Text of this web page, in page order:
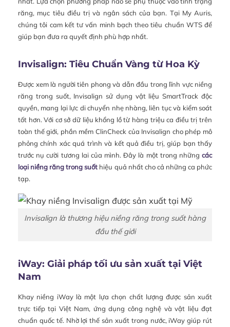
răng, mục tiêu điều trị và ngân sách của bạn. Tại My Auris,
chúng tôi cam kết tư vấn minh bạch theo tiêu chuẩn WTS để
giúp bạn đưa ra quyết định phù hợp nhất.
Invisalign: Tiêu Chuẩn Vàng từ Hoa Kỳ
Được xem là người tiên phong và dẫn đầu trong lĩnh vực niềng
răng trong suốt, Invisalign sử dụng vật liệu SmartTrack độc
quyền, mang lại lực di chuyển nhẹ nhàng, liên tục và kiểm soát
tốt hơn. Với cơ sở dữ liệu khổng lồ từ hàng triệu ca điều trị trên
toàn thế giới, phần mềm ClinCheck của Invisalign cho phép mô
phỏng chính xác quá trình và kết quả điều trị, giúp bạn thấy
trước nụ cười tương lai của mình. Đây là một trong những các
loại niềng răng trong suốt hiệu quả nhất cho cả những ca phức
tạp.
Invisalign là thương hiệu niềng răng trong suốt hàng
đầu thế giới
iWay: Giải pháp tối ưu sản xuất tại Việt
Nam
Khay niềng iWay là một lựa chọn chất lượng được sản xuất
trực tiếp tại Việt Nam, ứng dụng công nghệ và vật liệu đạt
chuẩn quốc tế. Nhờ lợi thế sản xuất trong nước, iWay giúp rút